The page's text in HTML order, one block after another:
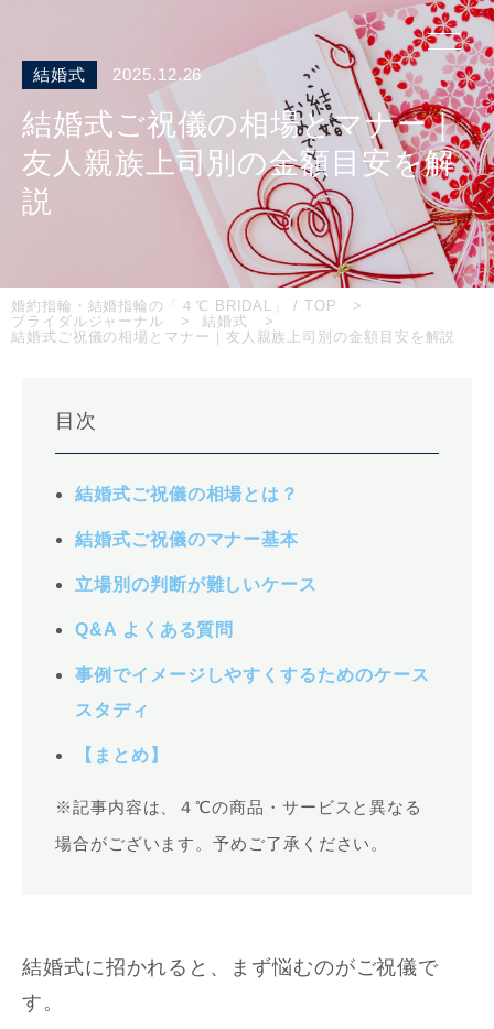
結婚式 2025.12.26
結婚式ご祝儀の相場とマナー｜
友人親族上司別の金額目安を解
説
婚約指輪・結婚指輪の「４℃ BRIDAL」 / TOP
ブライダルジャーナル
結婚式
結婚式ご祝儀の相場とマナー｜友人親族上司別の金額目安を解説
目次
結婚式ご祝儀の相場とは？
結婚式ご祝儀のマナー基本
立場別の判断が難しいケース
Q&A よくある質問
事例でイメージしやすくするためのケース
スタディ
【まとめ】
※記事内容は、４℃の商品・サービスと異なる
場合がございます。予めご了承ください。
結婚式に招かれると、まず悩むのがご祝儀で
す。